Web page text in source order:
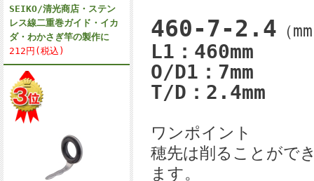
SEIKO/清光商店・ステン
レス線二重巻ガイド・イカ
ダ・わかさぎ竿の製作に
212円(税込)
460-7-2.4 （
L1：460mm
O/D1：7mm
T/D：2.4mm
ワンポイント
穂先は削ることがで
ます。